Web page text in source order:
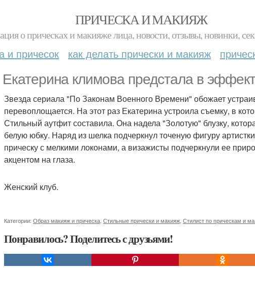
ПРИЧЕСКА И МАКИЯЖ
о прическах и макияже лица, новости, отзывы, новинки,
и причесок как делать прически и макияж
Екатерина климова предстала в
Звезда сериала "По Законам Военного Времени" обожает
перевоплощается. На этот раз Екатерина устроила съемку, в
Стильный аутфит составила. Она надела "Золотую" блузку,
белую юбку. Наряд из шелка подчеркнул точеную фигуру
прическу с мелкими локонами, а визажисты подчеркнули ее
акцентом на глаза.
Женский клуб.
Категории: Образ макияж и прическа Стильные прически и макияж Стилист по прическам и
Понравилось? Поделитесь с друзьями!